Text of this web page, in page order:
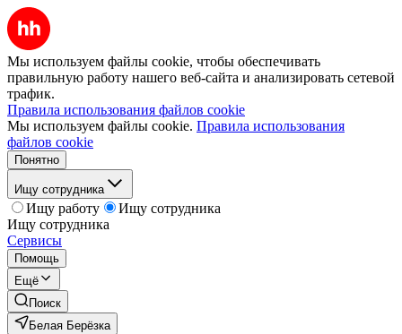
Мы используем файлы cookie, чтобы обеспечивать
правильную работу нашего веб-сайта и анализировать сетевой
трафик.
Правила использования файлов cookie
Мы используем файлы cookie. Правила использования
файлов cookie
Понятно
Ищу сотрудника
Ищу работу
Ищу сотрудника
Ищу сотрудника
Сервисы
Помощь
Ещё
Поиск
Белая Берёзка